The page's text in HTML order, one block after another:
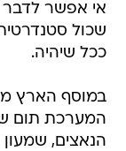
אי אפשר לדבר
שכול
ככל שיהיה.
במוסף הארץ
המערכת תום
הנאצים, שמעון